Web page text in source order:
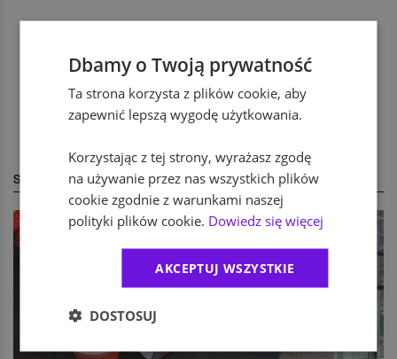
STREFA EKSPERTA
Dbamy o Twoją prywatność
Ta strona korzysta z plików cookie, aby
zapewnić lepszą wygodę użytkowania.
Korzystając z tej strony, wyrażasz zgodę
na używanie przez nas wszystkich plików
cookie zgodnie z warunkami naszej
polityki plików cookie. Dowiedz się więcej
AKCEPTUJ WSZYSTKIE
DOSTOSUJ